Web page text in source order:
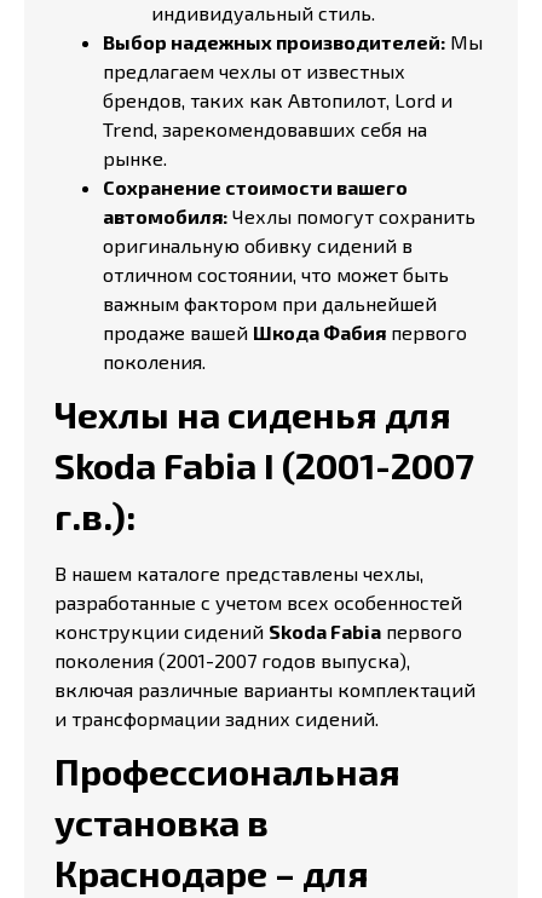
индивидуальный стиль.
Выбор надежных производителей: Мы
предлагаем чехлы от известных
брендов, таких как Автопилот, Lord и
Trend, зарекомендовавших себя на
рынке.
Сохранение стоимости вашего
автомобиля: Чехлы помогут сохранить
оригинальную обивку сидений в
отличном состоянии, что может быть
важным фактором при дальнейшей
продаже вашей Шкода Фабия первого
поколения.
Чехлы на сиденья для
Skoda Fabia I (2001-2007
г.в.):
В нашем каталоге представлены чехлы,
разработанные с учетом всех особенностей
конструкции сидений Skoda Fabia первого
поколения (2001-2007 годов выпуска),
включая различные варианты комплектаций
и трансформации задних сидений.
Профессиональная
установка в
Краснодаре – для